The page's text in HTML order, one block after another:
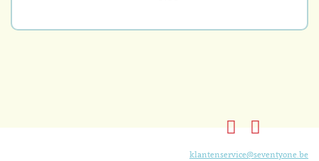
klantenservice@seventyone.be